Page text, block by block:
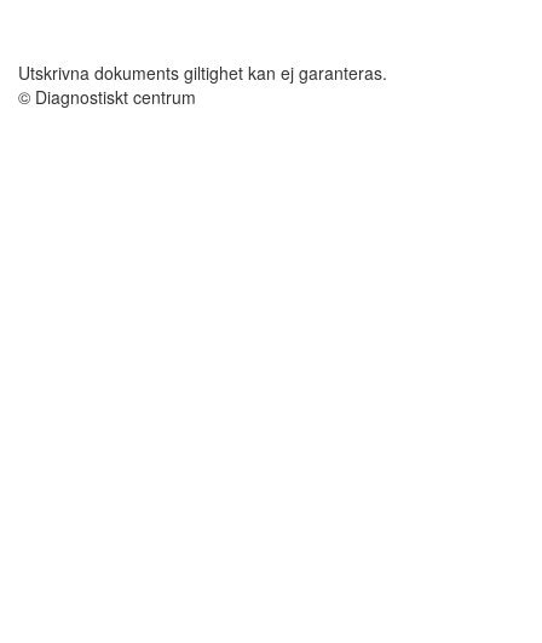
Utskrivna dokuments giltighet kan ej garanteras.
© Diagnostiskt centrum